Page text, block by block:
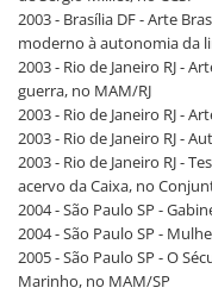
2003 - Brasília DF - Arte
moderno à autonomia da
2003 - Rio de Janeiro RJ -
guerra, no MAM/RJ
2003 - Rio de Janeiro RJ -
2003 - Rio de Janeiro RJ -
2003 - Rio de Janeiro RJ -
acervo da Caixa, no
2004 - São Paulo SP -
2004 - São Paulo SP -
2005 - São Paulo SP - O
Marinho, no MAM/SP